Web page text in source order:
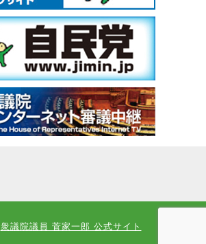
衆議院議員 菅家一郎 公式サイト